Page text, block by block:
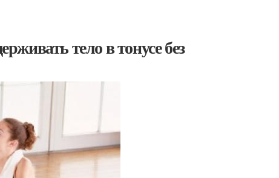
тело в тонусе без